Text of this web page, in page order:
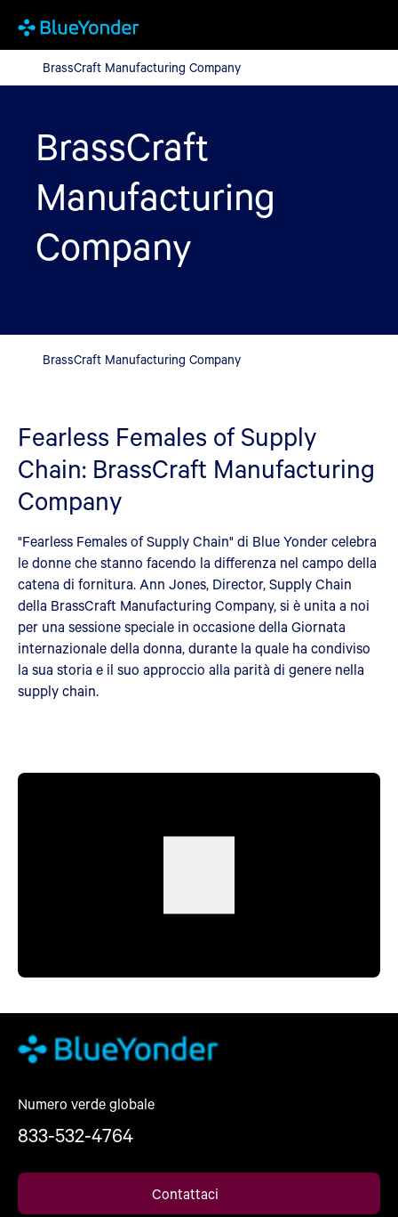
BrassCraft Manufacturing Company
BrassCraft Manufacturing Company
BrassCraft
Manufacturing
Company
BrassCraft Manufacturing Company
Fearless Females of Supply
Chain: BrassCraft Manufacturing
Company
"Fearless Females of Supply Chain" di Blue Yonder celebra
le donne che stanno facendo la differenza nel campo della
catena di fornitura. Ann Jones, Director, Supply Chain
della BrassCraft Manufacturing Company, si è unita a noi
per una sessione speciale in occasione della Giornata
internazionale della donna, durante la quale ha condiviso
la sua storia e il suo approccio alla parità di genere nella
supply chain.
Numero verde globale
833-532-4764
Contattaci